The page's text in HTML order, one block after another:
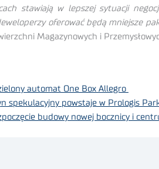
stawiają w lepszej sytuacji
oferować będą mniejsze
Magazynowych i
automat One Box Allegro
spekulacyjny powstaje w Prologis Park
budowy nowej bocznicy i